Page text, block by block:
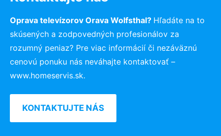
Oprava televízorov Orava Wolfsthal? Hľadáte na to
skúsených a zodpovedných profesionálov za
rozumný peniaz? Pre viac informácií či nezáväznú
cenovú ponuku nás neváhajte kontaktovať –
www.homeservis.sk.
KONTAKTUJTE NÁS